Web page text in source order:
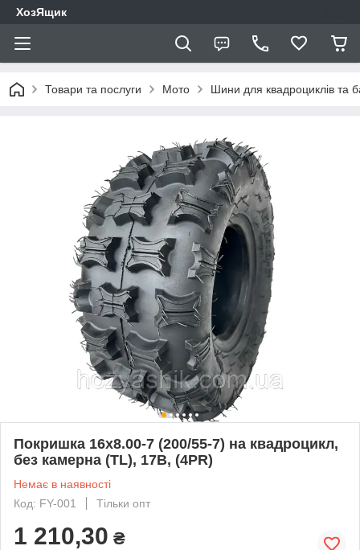
ХозЯщик
Товари та послуги Мото Шини для квадроциклів та
Покришка 16х8.00-7 (200/55-7) на квадроцикл,
без камерна (TL), 17В, (4PR)
Немає в наявності
Код: FY-001
Тільки опт
1 210,30 ₴